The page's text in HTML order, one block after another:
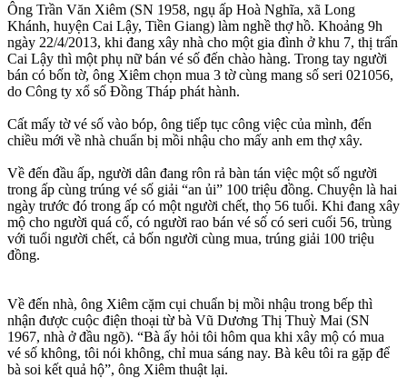
Ông Trần Văn Xiêm (SN 1958, ngụ ấp Hoà Nghĩa, xã Long
Khánh, huyện Cai Lậy, Tiền Giang) làm nghề thợ hồ. Khoảng 9h
ngày 22/4/2013, khi đang xây nhà cho một gia đình ở khu 7, thị trấn
Cai Lậy thì một phụ nữ bán vé số đến chào hàng. Trong tay người
bán có bốn tờ, ông Xiêm chọn mua 3 tờ cùng mang số seri 021056,
do Công ty xổ số Đồng Tháp phát hành.
Cất mấy tờ vé số vào bóp, ông tiếp tục công việc của mình, đến
chiều mới về nhà chuẩn bị mồi nhậu cho mấy anh em thợ xây.
Về đến đầu ấp, người dân đang rôn rả bàn tán việc một số người
trong ấp cùng trúng vé số giải “an ủi” 100 triệu đồng. Chuyện là hai
ngày trước đó trong ấp có một người chết, thọ 56 tuổi. Khi đang xây
mộ cho người quá cố, có người rao bán vé số có seri cuối 56, trùng
với tuổi người chết, cả bốn người cùng mua, trúng giải 100 triệu
đồng.
Về đến nhà, ông Xiêm cặm cụi chuẩn bị mồi nhậu trong bếp thì
nhận được cuộc điện thoại từ bà Vũ Dương Thị Thuỳ Mai (SN
1967, nhà ở đầu ngõ). “Bà ấy hỏi tôi hôm qua khi xây mộ có mua
vé số không, tôi nói không, chỉ mua sáng nay. Bà kêu tôi ra gặp để
bà soi kết quả hộ”, ông Xiêm thuật lại.